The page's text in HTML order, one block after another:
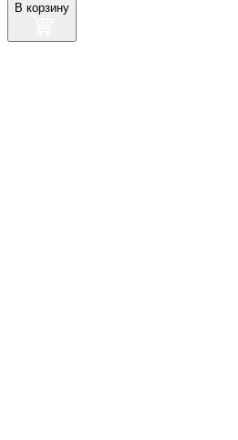
В корзину